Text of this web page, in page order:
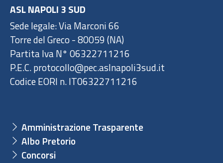
ASL NAPOLI 3 SUD
Sede legale: Via Marconi 66
Torre del Greco - 80059 (NA)
Partita Iva N° 06322711216
P.E.C. protocollo@pec.aslnapoli3sud.it
Codice EORI n. IT06322711216
Amministrazione Trasparente
Albo Pretorio
Concorsi